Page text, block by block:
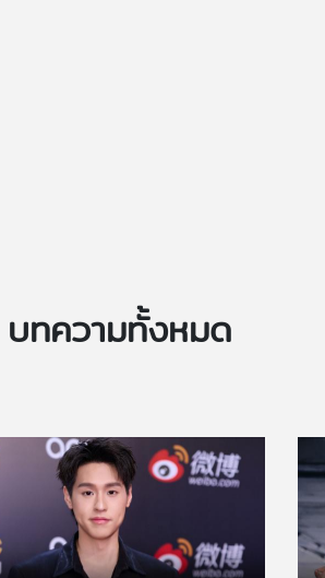
บทความทั้งหมด